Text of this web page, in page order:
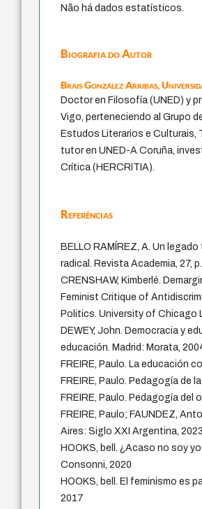
Não há dados estatísticos.
Biografia do Autor
Brais González Arribas,
Doctor en Filosofía (UNED) y
Vigo, perteneciendo al Grupo
Estudos Literarios e Culturais,
tutor en UNED-A Coruña,
Crítica (HERCRITIA).
Referências
BELLO RAMÍREZ, A. Un
radical. Revista Academia, 27,
CRENSHAW, Kimberlé.
Feminist Critique of
Politics. University of Chicago
DEWEY, John. Democracia y
educación. Madrid: Morata,
FREIRE, Paulo. La educación
FREIRE, Paulo. Pedagogía de
FREIRE, Paulo. Pedagogía del
FREIRE, Paulo; FAUNDEZ,
Aires: Siglo XXI Argentina, 2023
HOOKS, bell. ¿Acaso no soy
Consonni, 2020
HOOKS, bell. El feminismo es
2017